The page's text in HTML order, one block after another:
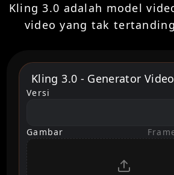
Kling 3.0 adalah model
video yang tak
Kling 3.0 - Generator Video
Versi
Gambar